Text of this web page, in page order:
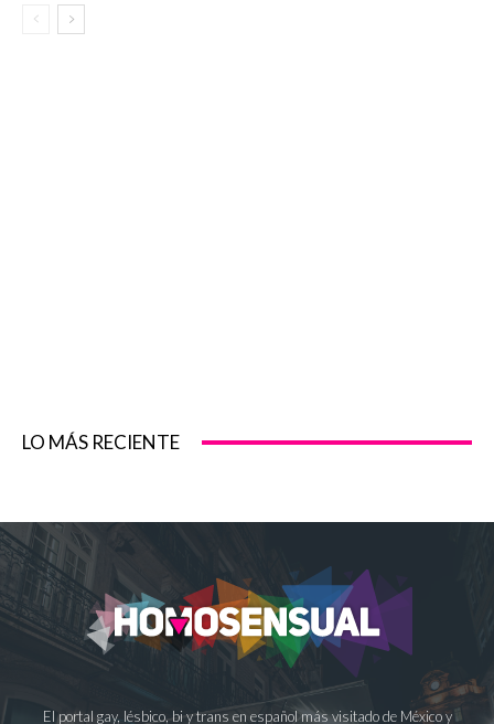
LO MÁS RECIENTE
El portal gay, lésbico, bi y trans en español más visitado de México y